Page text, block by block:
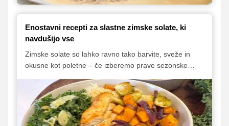
Enostavni recepti za slastne zimske solate, ki
navdušijo vse
Zimske solate so lahko ravno tako barvite, sveže in
okusne kot poletne – če izberemo prave sezonske
krompir, brusnice ter orehi ustvarijo bogate teksture in
poln okus, ki se odlično podajo hladnejšim mesecem.
Preverite, kako sezonske sestavine združiti v sodobne,
lahkotne in hranljive solate, ki popestrijo vsak zimski